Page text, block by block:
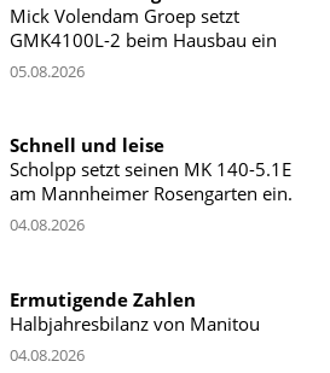
Mick Volendam Groep setzt
GMK4100L-2 beim Hausbau ein
05.08.2026
Schnell und leise
Scholpp setzt seinen MK 140-5.1E
am Mannheimer Rosengarten ein.
04.08.2026
Ermutigende Zahlen
Halbjahresbilanz von Manitou
04.08.2026